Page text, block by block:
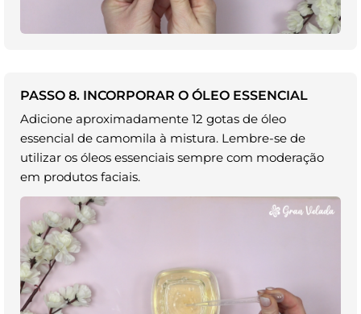
PASSO 8. INCORPORAR O ÓLEO ESSENCIAL
Adicione aproximadamente 12 gotas de óleo
essencial de camomila à mistura. Lembre-se de
utilizar os óleos essenciais sempre com moderação
em produtos faciais.